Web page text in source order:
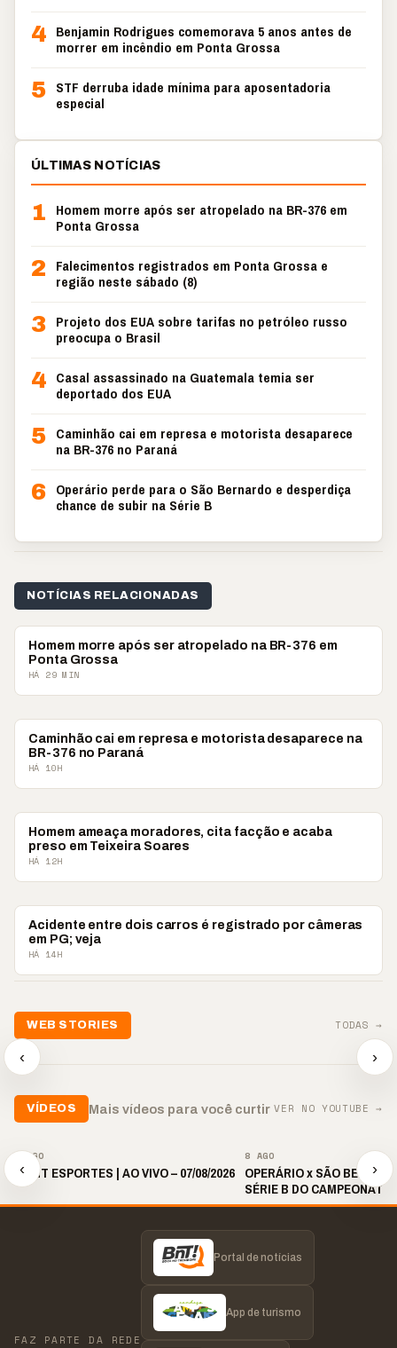
4 Benjamin Rodrigues comemorava 5 anos antes de
morrer em incêndio em Ponta Grossa
5 STF derruba idade mínima para aposentadoria
especial
ÚLTIMAS NOTÍCIAS
1
Homem morre após ser atropelado na BR-376 em
Ponta Grossa
2
Falecimentos registrados em Ponta Grossa e
região neste sábado (8)
3 Projeto dos EUA sobre tarifas no petróleo russo
preocupa o Brasil
4 Casal assassinado na Guatemala temia ser
deportado dos EUA
5 Caminhão cai em represa e motorista desaparece
na BR-376 no Paraná
6 Operário perde para o São Bernardo e desperdiça
chance de subir na Série B
NOTÍCIAS RELACIONADAS
POLICIAL
Homem morre após ser atropelado na BR-376 em
Ponta Grossa
HÁ 29 MIN
POLICIAL
Caminhão cai em represa e motorista desaparece na
BR-376 no Paraná
HÁ 10H
POLICIAL
Homem ameaça moradores, cita facção e acaba
preso em Teixeira Soares
HÁ 12H
POLICIAL
Acidente entre dois carros é registrado por câmeras
em PG; veja
HÁ 14H
WEB STORIES TODAS →
‹
📢💜 Agosto Lilás
reforça combate à
violência contra a
mulher
📢 Noite
chega
oração
›
VÍDEOS Mais vídeos para você curtir VER NO YOUTUBE →
‹
8 AGO
🎙️ BNT ESPORTES | AO VIVO – 07/08/2026
8 AGO
OPERÁRIO x SÃO
SÉRIE B DO
2026 | 19H30
›
FAZ PARTE DA REDE
Portal de notícias
App de turismo